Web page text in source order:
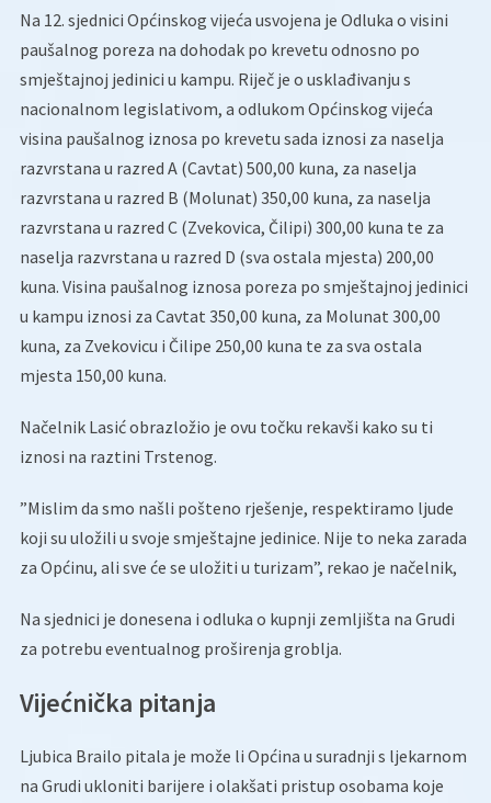
Na 12. sjednici Općinskog vijeća usvojena je Odluka o visini
paušalnog poreza na dohodak po krevetu odnosno po
smještajnoj jedinici u kampu. Riječ je o usklađivanju s
nacionalnom legislativom, a odlukom Općinskog vijeća
visina paušalnog iznosa po krevetu sada iznosi za naselja
razvrstana u razred A (Cavtat) 500,00 kuna, za naselja
razvrstana u razred B (Molunat) 350,00 kuna, za naselja
razvrstana u razred C (Zvekovica, Čilipi) 300,00 kuna te za
naselja razvrstana u razred D (sva ostala mjesta) 200,00
kuna. Visina paušalnog iznosa poreza po smještajnoj jedinici
u kampu iznosi za Cavtat 350,00 kuna, za Molunat 300,00
kuna, za Zvekovicu i Čilipe 250,00 kuna te za sva ostala
mjesta 150,00 kuna.
Načelnik Lasić obrazložio je ovu točku rekavši kako su ti
iznosi na raztini Trstenog.
”Mislim da smo našli pošteno rješenje, respektiramo ljude
koji su uložili u svoje smještajne jedinice. Nije to neka zarada
za Općinu, ali sve će se uložiti u turizam”, rekao je načelnik,
Na sjednici je donesena i odluka o kupnji zemljišta na Grudi
za potrebu eventualnog proširenja groblja.
Vijećnička pitanja
Ljubica Brailo pitala je može li Općina u suradnji s ljekarnom
na Grudi ukloniti barijere i olakšati pristup osobama koje